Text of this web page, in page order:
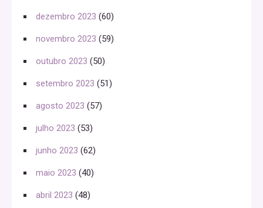
dezembro 2023 (60)
novembro 2023 (59)
outubro 2023 (50)
setembro 2023 (51)
agosto 2023 (57)
julho 2023 (53)
junho 2023 (62)
maio 2023 (40)
abril 2023 (48)